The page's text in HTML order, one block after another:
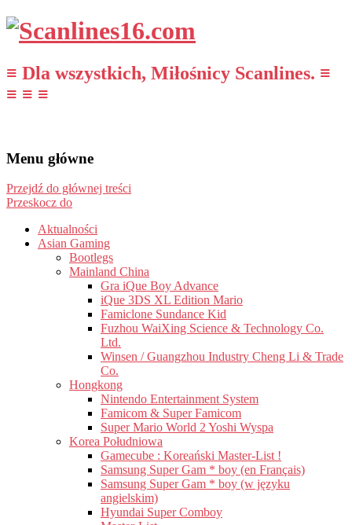
≡ Dla wszystkich, Miłośnicy Scanlines. ≡
≡ ≡ ≡
Menu główne
Przejdź do głównej treści
Przeskocz do
Aktualności
Asian Gaming
Bootlegs
Mainland China
Gra iQue Boy Advance
iQue 3DS XL Edition Mario
Famiclone Sundance Kid
Fuzhou WaiXing Science & Technology Co.
Ltd.
Winsen / Guangzhou Industry Cheng Li & Trade
Co.
Hongkong
Nintendo Entertainment System
Famicom & Super Famicom
Super Mario World 2 Yoshi Wyspa
Korea Południowa
Gamecube : Koreański Master-List !
Samsung Super Gam * boy (en Français)
Samsung Super Gam * boy (w języku
angielskim)
Hyundai Super Comboy